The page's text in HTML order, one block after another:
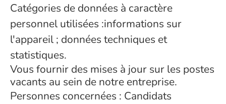
Catégories de données à caractère
personnel utilisées :informations sur
l'appareil ; données techniques et
statistiques.
Vous fournir des mises à jour sur les postes
vacants au sein de notre entreprise.
Personnes concernées : Candidats